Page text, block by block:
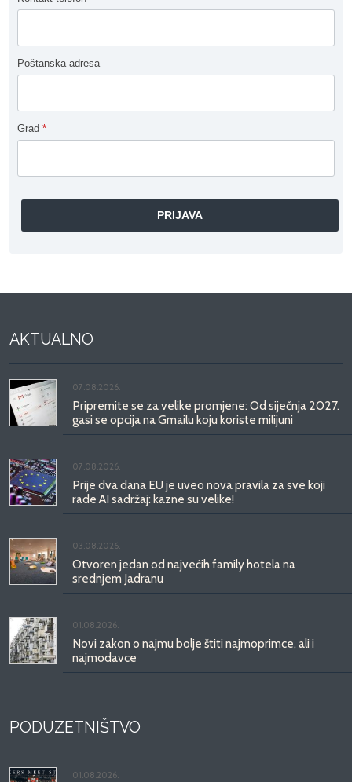
Poštanska adresa
Grad *
AKTUALNO
07.08.2026.
Pripremite se za velike promjene: Od siječnja 2027.
gasi se opcija na Gmailu koju koriste milijuni
07.08.2026.
Prije dva dana EU je uveo nova pravila za sve koji
rade AI sadržaj: kazne su velike!
03.08.2026.
Otvoren jedan od najvećih family hotela na
srednjem Jadranu
01.08.2026.
Novi zakon o najmu bolje štiti najmoprimce, ali i
najmodavce
PODUZETNIŠTVO
01.08.2026.